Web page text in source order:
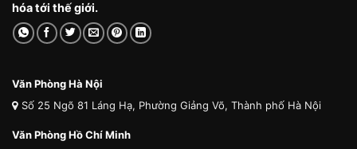
hóa tới thế giới.
Văn Phòng Hà Nội
Số 25 Ngõ 81 Láng Hạ, Phường Giảng Võ, Thành phố Hà Nội
Văn Phòng Hồ Chí Minh